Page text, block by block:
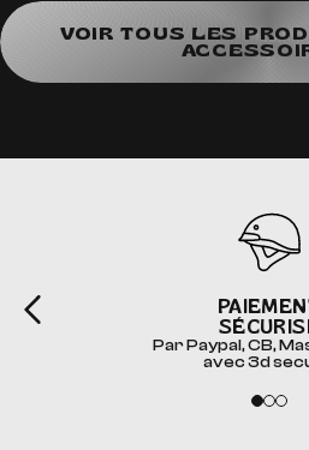
VOIR TOUS LES
Par Paypal, CB,
avec 3d